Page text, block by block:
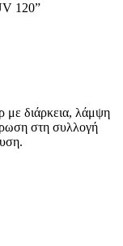
120”
με διάρκεια, λάμψη
στη συλλογή